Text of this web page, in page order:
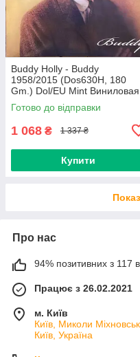
Buddy Holly - Buddy
1958/2015 (Dos630H, 180
Gm.) Dol/EU Mint Виниловая
пластинка (art.234454)
Готово до відправки
1 068 ₴ 1 337 ₴
Купити
Про нас
94% позитивних з 117
Працює з 26.02.2021
м. Київ
Київ, Миколи
Київ, Україна